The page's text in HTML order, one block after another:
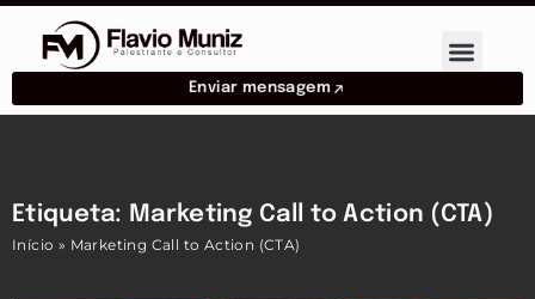
Enviar mensagem
Etiqueta: Marketing Call to Action (CTA)
Início » Marketing Call to Action (CTA)